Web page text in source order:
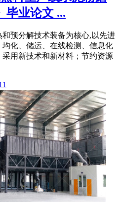
毕业论文 ...
预分解技术装备为核心,以先进
化、储运、在线检测、信息化
用新技术和新材料；节约资源